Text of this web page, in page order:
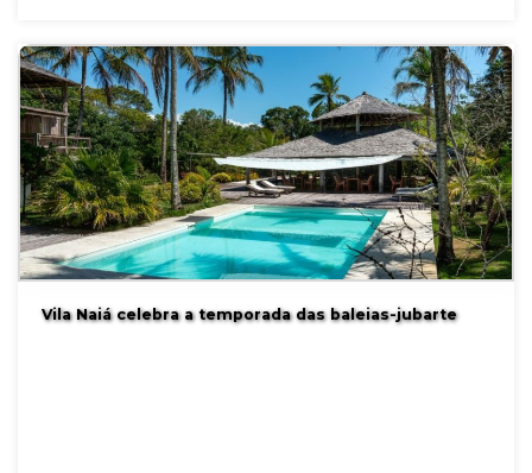
Vila Naiá celebra a temporada das baleias-jubarte